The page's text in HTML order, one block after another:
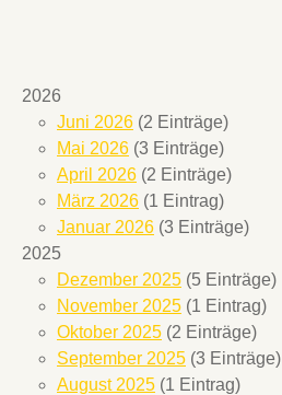
2026
Juni 2026 (2 Einträge)
Mai 2026 (3 Einträge)
April 2026 (2 Einträge)
März 2026 (1 Eintrag)
Januar 2026 (3 Einträge)
2025
Dezember 2025 (5 Einträge)
November 2025 (1 Eintrag)
Oktober 2025 (2 Einträge)
September 2025 (3 Einträge)
August 2025 (1 Eintrag)